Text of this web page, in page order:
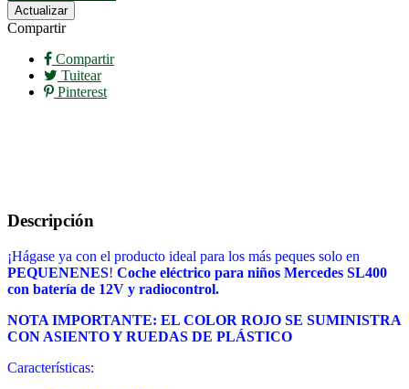
Compartir
Compartir
Tuitear
Pinterest
Descripción
¡Hágase ya con el producto ideal para los más peques solo en
PEQUENENES! Coche eléctrico para niños Mercedes SL400
con batería de 12V y radiocontrol.
NOTA IMPORTANTE: EL COLOR ROJO SE SUMINISTRA
CON ASIENTO Y RUEDAS DE PLÁSTICO
Características: